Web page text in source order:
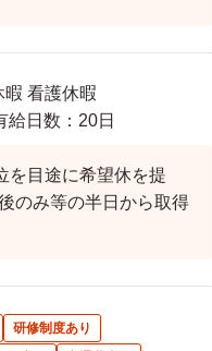
看護休暇
給日数：20日
を目途に希望休を提
のみ等の半日から取得
研修制度あり